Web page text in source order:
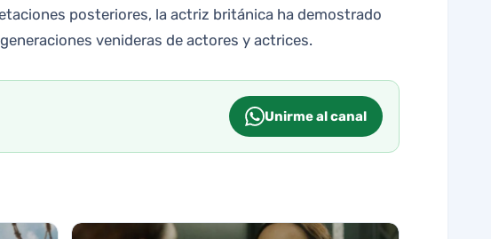
posteriores, la actriz británica ha demostrado
venideras de actores y actrices.
Unirme al canal